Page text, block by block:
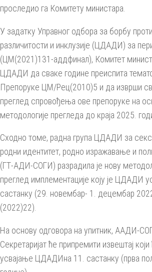
проследио га Комитету министара.
У задатку Управног одбора за борбу
различитости и инклузије (ЦДАДИ) за
(ЦМ(2021)131-аддфинал), Комитет
ЦДАДИ да сваке године преиспита
Препоруке ЦМ/Рец(2010)5 и да изврши
преглед спровођења ове препоруке на
методологије прегледа до краја 2025.
Сходно томе, радна група ЦДАДИ за
родни идентитет, родно изражавање и
(ГТ-АДИ-СОГИ) разрадила је нову
преглед имплементације коју је ЦДАДИ
састанку (29. новембар- 1. децембар
(2022)22).
На основу одговора на упитник, ААДИ-
Секретаријат ће припремити извештај
усвајање ЦДАДИна 11. састанку (прва